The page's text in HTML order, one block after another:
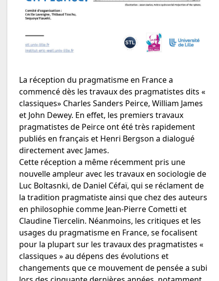
La réception du pragmatisme en France a
commencé dès les travaux des pragmatistes dits «
classiques» Charles Sanders Peirce, William James
et John Dewey. En effet, les premiers travaux
pragmatistes de Peirce ont été très rapidement
publiés en français et Henri Bergson a dialogué
directement avec James.
Cette réception a même récemment pris une
nouvelle ampleur avec les travaux en sociologie de
Luc Boltasnki, de Daniel Céfaï, qui se réclament de
la tradition pragmatiste ainsi que chez des auteurs
en philosophie comme Jean-Pierre Cometti et
Claudine Tiercelin. Néanmoins, les critiques et les
usages du pragmatisme en France, se focalisent
pour la plupart sur les travaux des pragmatistes «
classiques » au dépens des évolutions et
changements que ce mouvement de pensée a subi